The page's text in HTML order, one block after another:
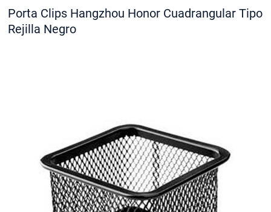
Porta Clips Hangzhou Honor Cuadrangular Tipo
Rejilla Negro